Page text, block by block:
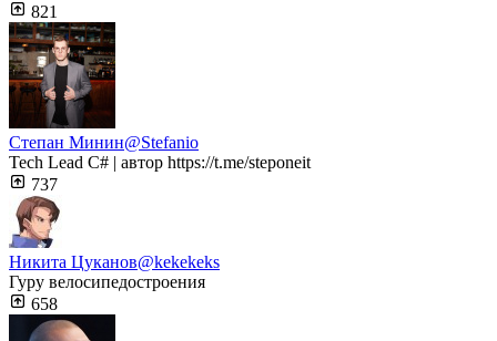
821
Степан Минин@Stefanio
Tech Lead C# | автор https://t.me/steponeit
737
Никита Цуканов@kekekeks
Гуру велосипедостроения
658